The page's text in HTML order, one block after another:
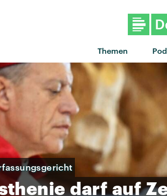
Themen
darf auf